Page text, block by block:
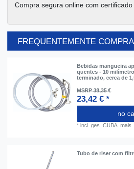
Compra segura online com certificado
FREQUENTEMENTE
Bebidas mangueira
quentes - 10
terminado, cerca de
MSRP 38,35 €
23,42 € *
no
*incl. ges. CUBA. mais.
Tubo de riser com